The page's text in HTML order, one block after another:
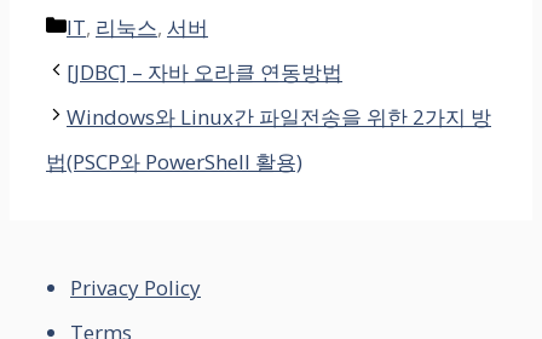
Categories
IT, 리눅스, 서버
[JDBC] – 자바 오라클 연동방법
Windows와 Linux간 파일전송을 위한 2가지 방
법(PSCP와 PowerShell 활용)
Privacy Policy
Terms